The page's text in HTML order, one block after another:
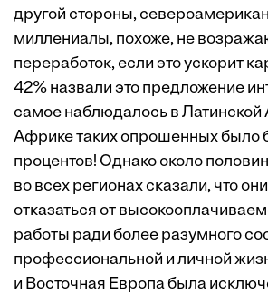
другой стороны,
миллениалы, похоже, не
переработок, если это ускорит
42% назвали это предложение
самое наблюдалось в Латинской
Африке таких опрошенных было
процентов! Однако около
во всех регионах сказали, что
отказаться от
работы ради более разумного
профессиональной и личной
и Восточная Европа была